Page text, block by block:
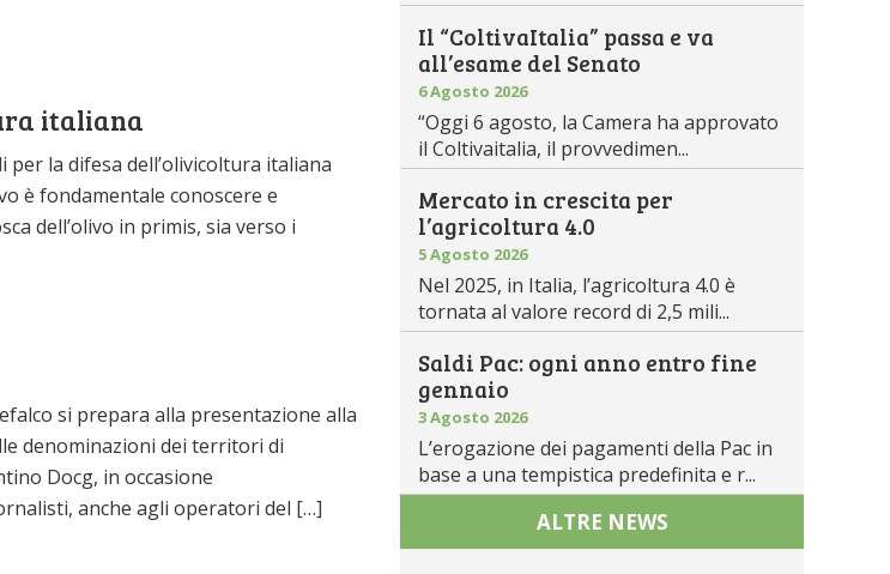
italiana
la difesa dell’olivicoltura italiana
è fondamentale conoscere e
dell’olivo in primis, sia verso i
si prepara alla presentazione alla
denominazioni dei territori di
Docg, in occasione
anche agli operatori del […]
Il “ColtivaItalia” passa e va
all’esame del Senato
6 Agosto 2026
“Oggi 6 agosto, la Camera ha approvato
il Coltivaitalia, il provvedimen...
Mercato in crescita per
l’agricoltura 4.0
5 Agosto 2026
Nel 2025, in Italia, l’agricoltura 4.0 è
tornata al valore record di 2,5 mili...
Saldi Pac: ogni anno entro fine
gennaio
3 Agosto 2026
L’erogazione dei pagamenti della Pac in
base a una tempistica predefinita e r...
ALTRE NEWS